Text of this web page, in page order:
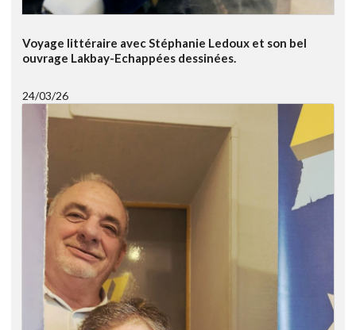
Voyage littéraire avec Stéphanie Ledoux et son bel
ouvrage Lakbay-Echappées dessinées.
24/03/26